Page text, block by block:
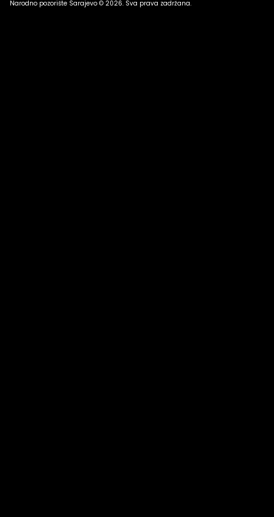
Narodno pozorište Sarajevo © 2026. Sva prava zadržana.